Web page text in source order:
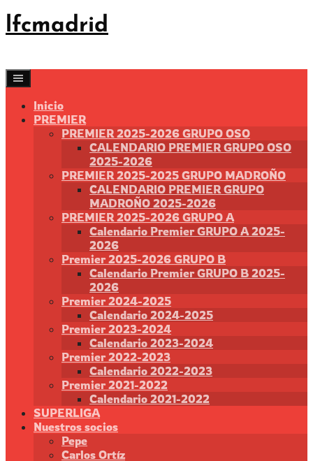
Saltar
al
lfcmadrid
Inicio
PREMIER
PREMIER 2025-2026 GRUPO OSO
CALENDARIO PREMIER GRUPO OSO
2025-2026
PREMIER 2025-2025 GRUPO MADROÑO
CALENDARIO PREMIER GRUPO
MADROÑO 2025-2026
PREMIER 2025-2026 GRUPO A
Calendario Premier GRUPO A 2025-
2026
Premier 2025-2026 GRUPO B
Calendario Premier GRUPO B 2025-
2026
Premier 2024-2025
Calendario 2024-2025
Premier 2023-2024
Calendario 2023-2024
Premier 2022-2023
Calendario 2022-2023
Premier 2021-2022
Calendario 2021-2022
SUPERLIGA
Nuestros socios
Pepe
Carlos Ortíz